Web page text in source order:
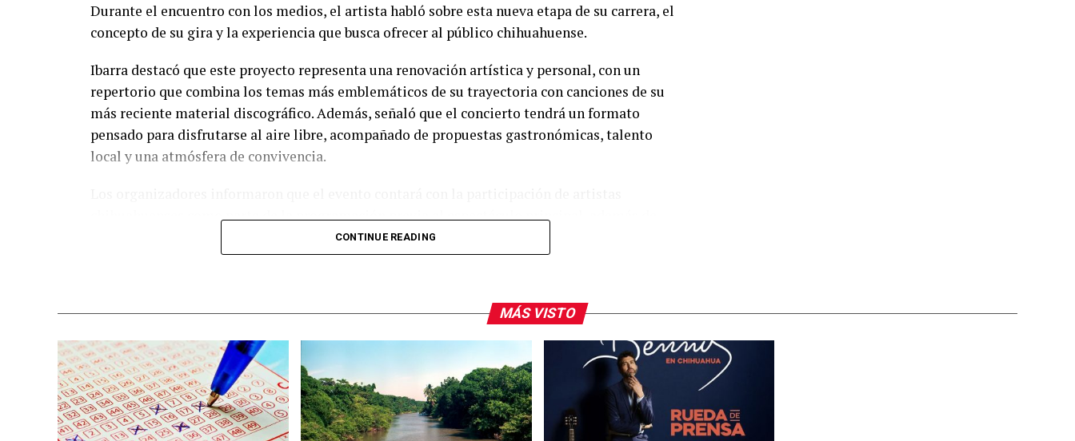
Durante el encuentro con los medios, el artista habló sobre esta nueva etapa de su carrera, el
concepto de su gira y la experiencia que busca ofrecer al público chihuahuense.
Ibarra destacó que este proyecto representa una renovación artística y personal, con un
repertorio que combina los temas más emblemáticos de su trayectoria con canciones de su
más reciente material discográfico. Además, señaló que el concierto tendrá un formato
pensado para disfrutarse al aire libre, acompañado de propuestas gastronómicas, talento
local y una atmósfera de convivencia.
chihuahuenses como parte de la programación previa al espectáculo principal, además de
diversas experiencias para los asistentes. También reiteraron la invitación al público para
adquirir sus boletos con anticipación y formar parte de una de las presentaciones más
Nota: Al concluir sus actividades, Benny Ibarra fue visto en el restaurante Aire Liebre, en la
ciudad de Chihuahua, degustando diversos platillos en compañía de su equipo de trabajo.
CONTINUE READING
MÁS VISTO